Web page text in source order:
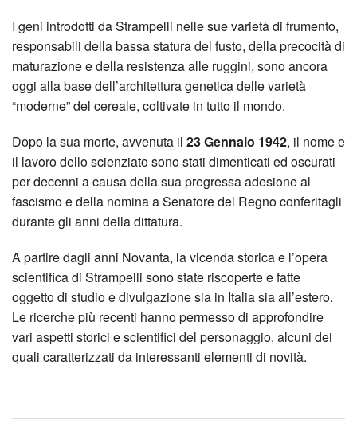
I geni introdotti da Strampelli nelle sue varietà di frumento,
responsabili della bassa statura del fusto, della precocità di
maturazione e della resistenza alle ruggini, sono ancora
oggi alla base dell’architettura genetica delle varietà
“moderne” del cereale, coltivate in tutto il mondo.
Dopo la sua morte, avvenuta il 23 Gennaio 1942, il nome e
il lavoro dello scienziato sono stati dimenticati ed oscurati
per decenni a causa della sua pregressa adesione al
fascismo e della nomina a Senatore del Regno conferitagli
durante gli anni della dittatura.
A partire dagli anni Novanta, la vicenda storica e l’opera
scientifica di Strampelli sono state riscoperte e fatte
oggetto di studio e divulgazione sia in Italia sia all’estero.
Le ricerche più recenti hanno permesso di approfondire
vari aspetti storici e scientifici del personaggio, alcuni dei
quali caratterizzati da interessanti elementi di novità.